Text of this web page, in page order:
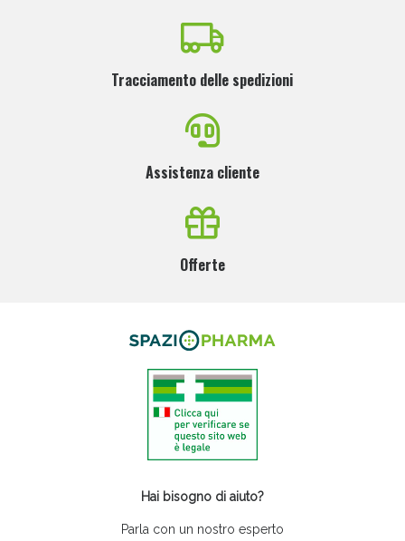
Tracciamento delle spedizioni
Assistenza cliente
Offerte
Hai bisogno di aiuto?
Parla con un nostro esperto